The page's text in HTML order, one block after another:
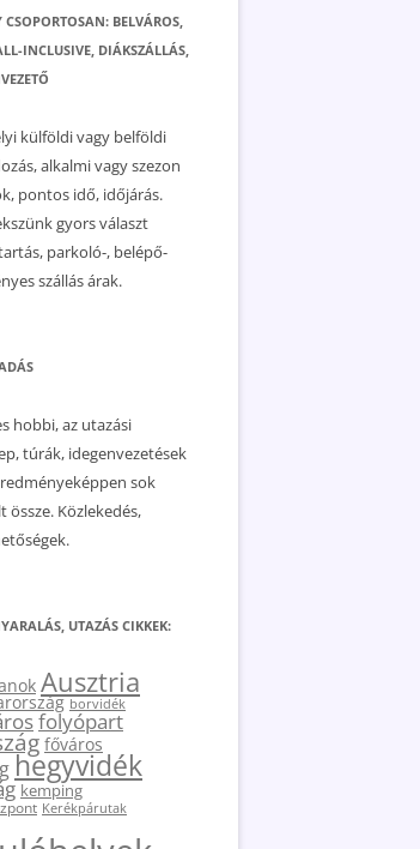
CSOPORTOSAN: BELVÁROS,
INCLUSIVE, DIÁKSZÁLLÁS,
külföldi vagy belföldi
alkalmi vagy szezon
pontos idő, időjárás.
gyors választ
parkoló-, belépő-
szállás árak.
hobbi, az utazási
túrák, idegenvezetések
sok
össze. Közlekedés,
UTAZÁS CIKKEK:
Ausztria
borvidék
folyópart
főváros
hegyvidék
kemping
Kerékpárutak